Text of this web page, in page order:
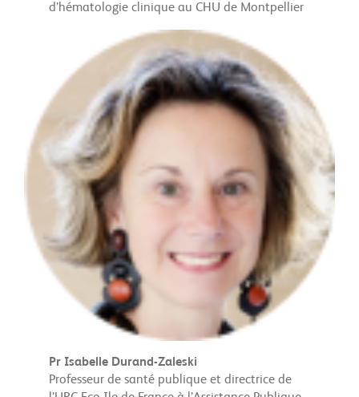
d’hématologie clinique au CHU de Montpellier
Pr Isabelle Durand-Zaleski
Professeur de santé publique et directrice de